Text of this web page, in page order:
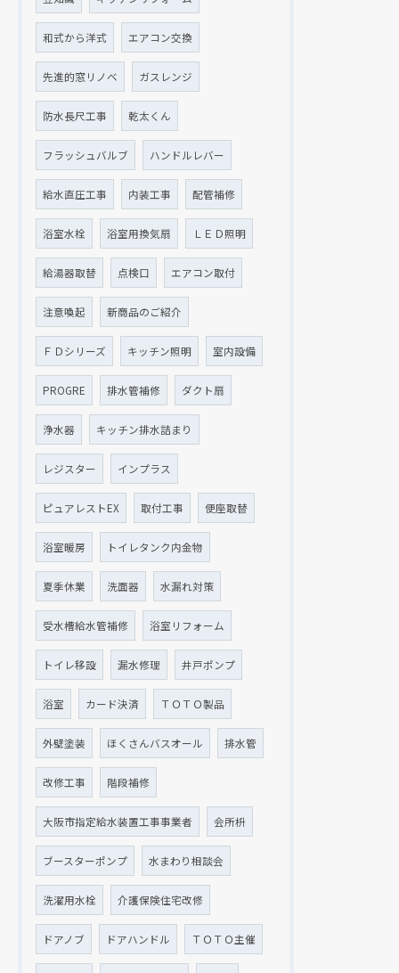
和式から洋式 エアコン交換
先進的窓リノベ ガスレンジ
防水長尺工事 乾太くん
フラッシュバルブ ハンドルレバー
給水直圧工事 内装工事 配管補修
浴室水栓 浴室用換気扇 ＬＥＤ照明
給湯器取替 点検口 エアコン取付
注意喚起 新商品のご紹介
ＦＤシリーズ キッチン照明 室内設備
PROGRE 排水管補修 ダクト扇
浄水器 キッチン排水詰まり
レジスター インプラス
ピュアレストEX 取付工事 便座取替
浴室暖房 トイレタンク内金物
夏季休業 洗面器 水漏れ対策
受水槽給水管補修 浴室リフォーム
トイレ移設 漏水修理 井戸ポンプ
浴室 カード決済 ＴＯＴＯ製品
外壁塗装 ほくさんバスオール 排水管
改修工事 階段補修
大阪市指定給水装置工事事業者 会所枡
ブースターポンプ 水まわり相談会
洗濯用水栓 介護保険住宅改修
ドアノブ ドアハンドル ＴＯＴＯ主催